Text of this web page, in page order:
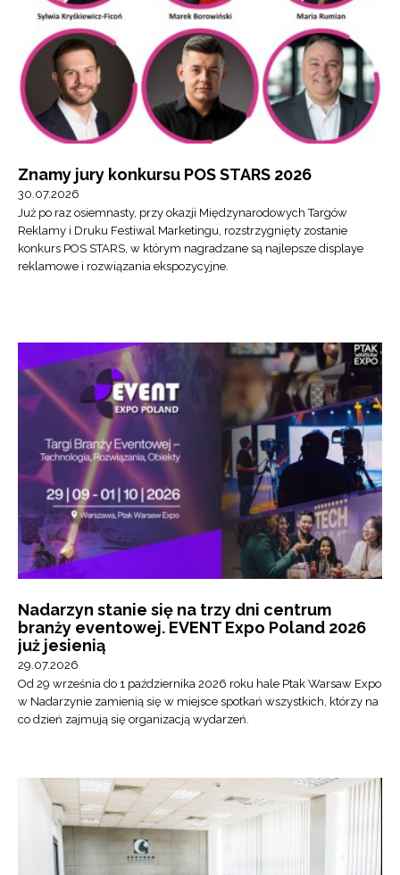
Znamy jury konkursu POS STARS 2026
30.07.2026
Już po raz osiemnasty, przy okazji Międzynarodowych Targów
Reklamy i Druku Festiwal Marketingu, rozstrzygnięty zostanie
konkurs POS STARS, w którym nagradzane są najlepsze displaye
reklamowe i rozwiązania ekspozycyjne.
Nadarzyn stanie się na trzy dni centrum
branży eventowej. EVENT Expo Poland 2026
już jesienią
29.07.2026
Od 29 września do 1 października 2026 roku hale Ptak Warsaw Expo
w Nadarzynie zamienią się w miejsce spotkań wszystkich, którzy na
co dzień zajmują się organizacją wydarzeń.